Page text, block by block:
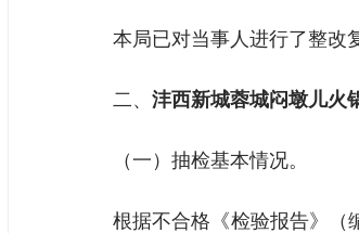
本局已对当事人进行了整改
二、 沣西新城蓉城闷墩儿火
（一）抽检基本情况。
根据不合格《检验报告》（